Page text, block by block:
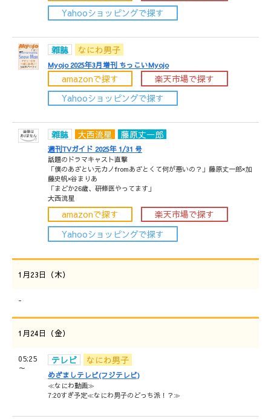
Yahooショッピングで探す
雑誌 なにわ男子
Myojo 2025年3月増刊 ちっこいMyojo
amazonで探す
楽天市場で探す
Yahooショッピングで探す
雑誌 大西流星 藤原丈一郎
週刊TVガイド 2025年 1/31 号
話題のドラマキャスト直撃
「僕のあざとい元カノfromあざとくて何が悪いの？」藤原丈一郎×加
藤史帆×谷まりあ
「まどか26歳、研修医やってます」
大西流星
amazonで探す
楽天市場で探す
Yahooショッピングで探す
1月23日（木）
-
1月24日（金）
05:25
～
テレビ なにわ男子
めざましテレビ(フジテレビ)
≪なにわ動画≫
7:20すぎ予定≪なにわ男子のどっち派！？≫